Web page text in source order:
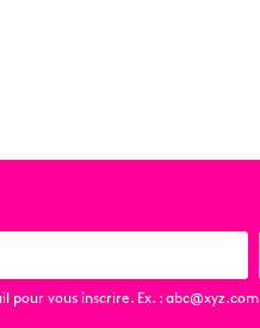
pour vous inscrire. Ex. : abc@xyz.com